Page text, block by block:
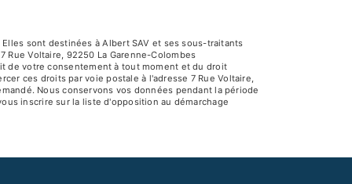
sont destinées à Albert SAV et ses sous-traitants
Voltaire, 92250 La Garenne-Colombes
de votre consentement à tout moment et du droit
ces droits par voie postale à l'adresse 7 Rue Voltaire,
Nous conservons vos données pendant la période
inscrire sur la liste d'opposition au démarchage